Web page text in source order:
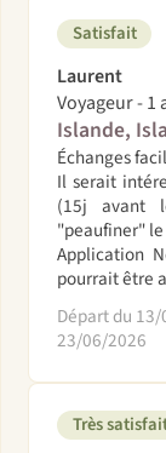
Satisfait
Laurent
Voyageur - 1
Islande,
Échanges
Il serait
(15j avant
"peaufiner"
Application
pourrait être
Départ du
23/06/2026
Très